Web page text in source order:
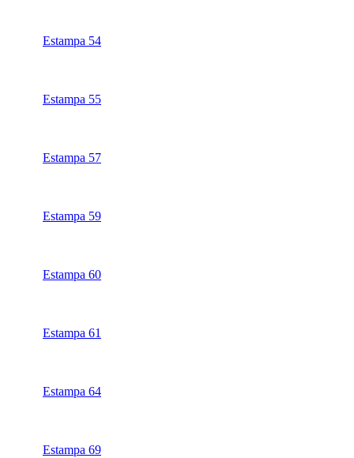
Estampa 54
Estampa 55
Estampa 57
Estampa 59
Estampa 60
Estampa 61
Estampa 64
Estampa 69